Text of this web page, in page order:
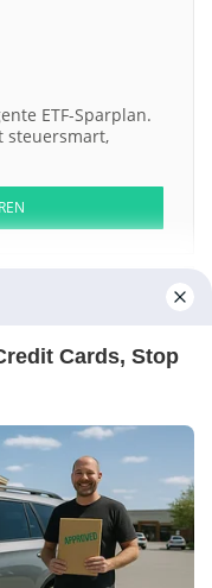
ETF-Sparplan.
steuersmart,
NASDAQ 100 Nikkei 225
Acquisition a Elis
Interest Series -
Barrierefreiheit
Privatsphäre-Einstellungen
Cards, Stop